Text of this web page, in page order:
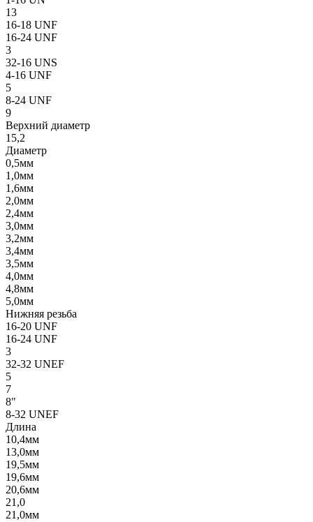
13
16-18 UNF
16-24 UNF
3
32-16 UNS
4-16 UNF
5
8-24 UNF
9
Верхний диаметр
15,2
Диаметр
0,5мм
1,0мм
1,6мм
2,0мм
2,4мм
3,0мм
3,2мм
3,4мм
3,5мм
4,0мм
4,8мм
5,0мм
Нижняя резьба
16-20 UNF
16-24 UNF
3
32-32 UNEF
5
7
8"
8-32 UNEF
Длина
10,4мм
13,0мм
19,5мм
19,6мм
20,6мм
21,0
21,0мм